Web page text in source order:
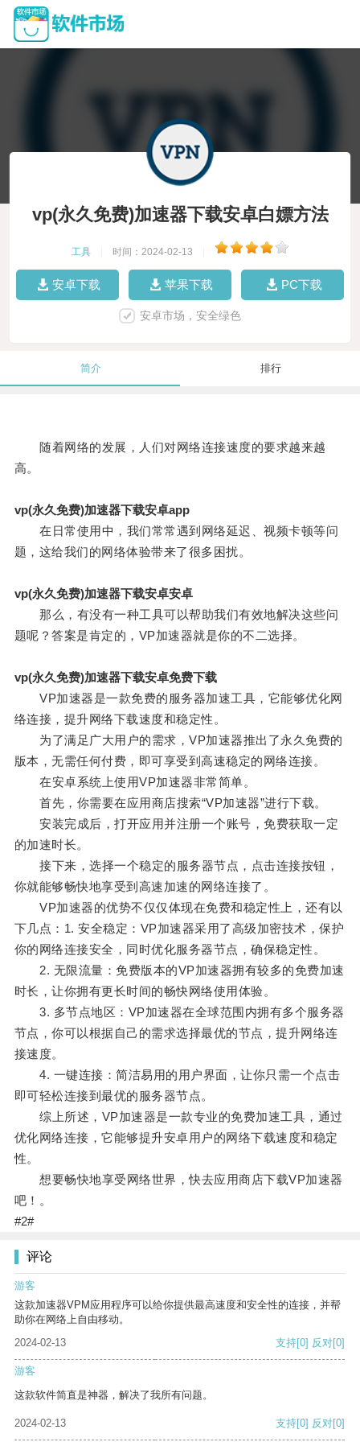
vp(永久免费)加速器下载安卓白嫖方法
工具 时间：2024-02-13
安卓下载 苹果下载 PC下载
安卓市场，安全绿色
简介 排行
随着网络的发展，人们对网络连接速度的要求越来越
高。
vp(永久免费)加速器下载安卓app
在日常使用中，我们常常遇到网络延迟、视频卡顿等问
题，这给我们的网络体验带来了很多困扰。
vp(永久免费)加速器下载安卓安卓
那么，有没有一种工具可以帮助我们有效地解决这些问
题呢？答案是肯定的，VP加速器就是你的不二选择。
vp(永久免费)加速器下载安卓免费下载
VP加速器是一款免费的服务器加速工具，它能够优化网
络连接，提升网络下载速度和稳定性。
为了满足广大用户的需求，VP加速器推出了永久免费的
版本，无需任何付费，即可享受到高速稳定的网络连接。
在安卓系统上使用VP加速器非常简单。
首先，你需要在应用商店搜索“VP加速器”进行下载。
安装完成后，打开应用并注册一个账号，免费获取一定
的加速时长。
接下来，选择一个稳定的服务器节点，点击连接按钮，
你就能够畅快地享受到高速加速的网络连接了。
VP加速器的优势不仅仅体现在免费和稳定性上，还有以
下几点：1. 安全稳定：VP加速器采用了高级加密技术，保护
你的网络连接安全，同时优化服务器节点，确保稳定性。
2. 无限流量：免费版本的VP加速器拥有较多的免费加速
时长，让你拥有更长时间的畅快网络使用体验。
3. 多节点地区：VP加速器在全球范围内拥有多个服务器
节点，你可以根据自己的需求选择最优的节点，提升网络连
接速度。
4. 一键连接：简洁易用的用户界面，让你只需一个点击
即可轻松连接到最优的服务器节点。
综上所述，VP加速器是一款专业的免费加速工具，通过
优化网络连接，它能够提升安卓用户的网络下载速度和稳定
性。
想要畅快地享受网络世界，快去应用商店下载VP加速器
吧！。
#2#
评论
游客
这款加速器VPM应用程序可以给你提供最高速度和安全性的连接，并帮
助你在网络上自由移动。
2024-02-13
支持[0] 反对[0]
游客
这款软件简直是神器，解决了我所有问题。
2024-02-13 支持[0] 反对[0]